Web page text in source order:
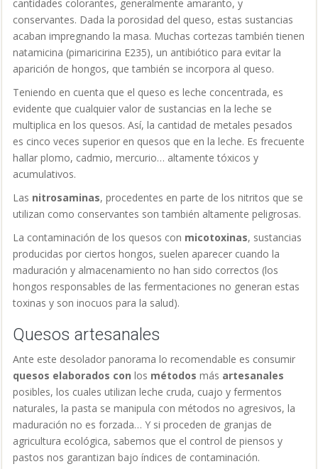
cantidades colorantes, generalmente amaranto, y
conservantes. Dada la porosidad del queso, estas sustancias
acaban impregnando la masa. Muchas cortezas también tienen
natamicina (pimaricirina E235), un antibiótico para evitar la
aparición de hongos, que también se incorpora al queso.
Teniendo en cuenta que el queso es leche concentrada, es
evidente que cualquier valor de sustancias en la leche se
multiplica en los quesos. Así, la cantidad de metales pesados
es cinco veces superior en quesos que en la leche. Es frecuente
hallar plomo, cadmio, mercurio… altamente tóxicos y
acumulativos.
Las nitrosaminas, procedentes en parte de los nitritos que se
utilizan como conservantes son también altamente peligrosas.
La contaminación de los quesos con micotoxinas, sustancias
producidas por ciertos hongos, suelen aparecer cuando la
maduración y almacenamiento no han sido correctos (los
hongos responsables de las fermentaciones no generan estas
toxinas y son inocuos para la salud).
Quesos artesanales
Ante este desolador panorama lo recomendable es consumir
quesos elaborados con los métodos más artesanales
posibles, los cuales utilizan leche cruda, cuajo y fermentos
naturales, la pasta se manipula con métodos no agresivos, la
maduración no es forzada… Y si proceden de granjas de
agricultura ecológica, sabemos que el control de piensos y
pastos nos garantizan bajo índices de contaminación.